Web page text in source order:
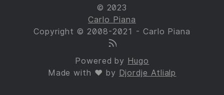
© 2023
Carlo Piana
Copyright © 2008-2021 - Carlo Piana
Powered by Hugo
Made with ❤ by Djordje Atlialp